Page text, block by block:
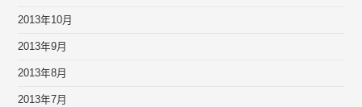
2013年10月
2013年9月
2013年8月
2013年7月